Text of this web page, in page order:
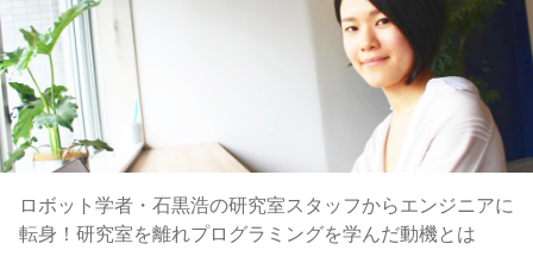
ロボット学者・石黒浩の研究室スタッフからエンジニアに
転身！研究室を離れプログラミングを学んだ動機とは